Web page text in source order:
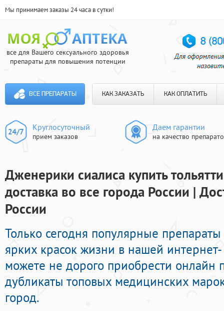
Мы принимаем заказы 24 часа в сутки!
все для Вашего сексуального здоровья
препараты для повышения потенции
ВСЕ ПРЕПАРАТЫ КАК ЗАКАЗАТЬ КАК ОПЛАТИТЬ
Круглосуточный
прием заказов
Даем гарантии
на качество
Дженерики сиалиса купить
доставка во все города России |
России
Только сегодня популярные
ярких красок жизни в нашей
можете не дорого приобрести онлайн
дубликаты топовых медицинских
город.